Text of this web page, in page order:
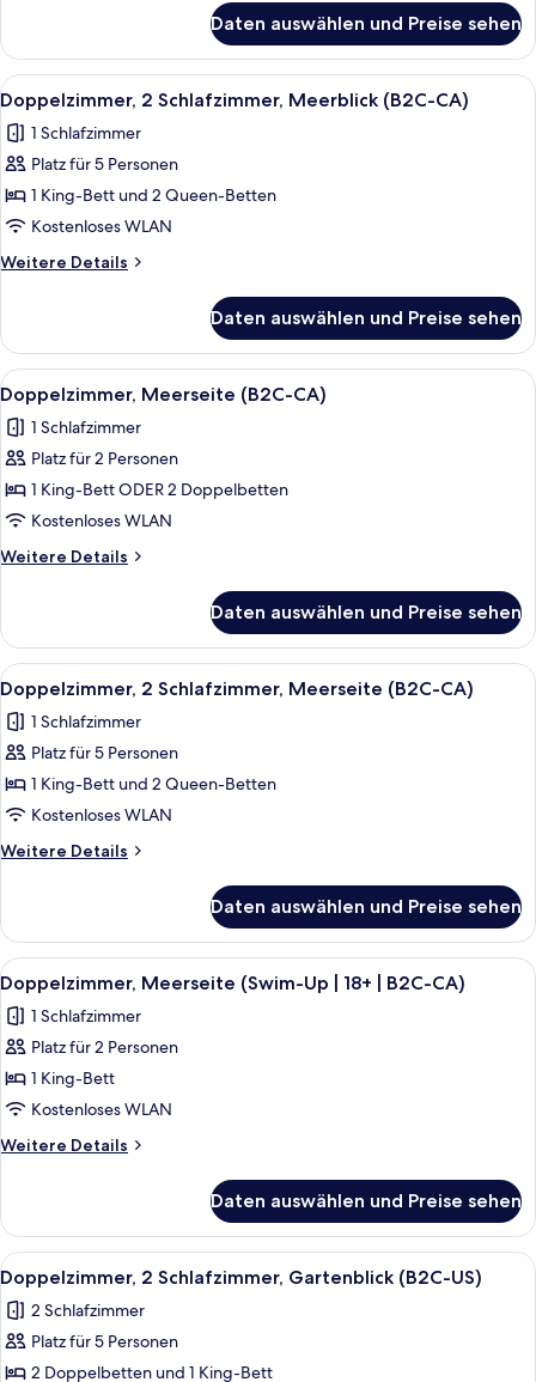
Meerblick
(B2C-
CA)
Daten auswählen und Preise sehen
Alle
Fotos
für
Doppelzimmer,
2 Schlafzimmer,
Meerblick
(B2C-
CA)
Ein Hotelzimmer mit einem großen
5
Doppelzimmer, 2 Schlafzimmer, Meerblick (B2C-CA)
1 Schlafzimmer
Platz für 5 Personen
1 King-Bett und 2 Queen-Betten
Kostenloses WLAN
Weitere Details
Weitere
2 Schlafzimmer,
Meerblick
(B2C-
Daten auswählen und Preise sehen
Alle
Fotos
für
Doppelzimmer,
Meerseite
(B2C-
CA)
anzeigen
Ein Hotelzimmer mit einem großen
7
Doppelzimmer, Meerseite (B2C-CA)
1 Schlafzimmer
Platz für 2 Personen
1 King-Bett ODER 2 Doppelbetten
Kostenloses WLAN
Weitere Details
Weitere
Meerseite
(B2C-
CA)
Daten auswählen und Preise sehen
Alle
Fotos
für
Doppelzimmer,
2 Schlafzimmer,
Meerseite
(B2C-
CA)
Ein Hotelzimmer mit zwei Betten,
7
Doppelzimmer, 2 Schlafzimmer, Meerseite (B2C-CA)
1 Schlafzimmer
Platz für 5 Personen
1 King-Bett und 2 Queen-Betten
Kostenloses WLAN
Weitere Details
Weitere
2 Schlafzimmer,
Meerseite
(B2C-
Daten auswählen und Preise sehen
Alle
Fotos
für
Doppelzimmer,
Meerseite
(Swim-
Up
|
|
B2C-
CA)
anzeigen
Ein Hotelzimmer mit einem großen
5
Doppelzimmer, Meerseite (Swim-Up | 18+ | B2C-CA)
1 Schlafzimmer
Platz für 2 Personen
1 King-Bett
Kostenloses WLAN
Weitere Details
Weitere
Meerseite
(Swim-
Up
18+
Daten auswählen und Preise sehen
Alle
Fotos
für
Doppelzimmer,
2 Schlafzimmer,
Ein Hotelzimmer mit zwei Betten,
6
Doppelzimmer, 2 Schlafzimmer, Gartenblick (B2C-US)
2 Schlafzimmer
Platz für 5 Personen
2 Doppelbetten und 1 King-Bett